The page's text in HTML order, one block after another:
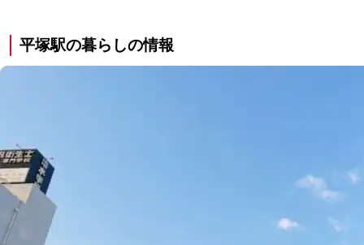
平塚駅の暮らしの情報